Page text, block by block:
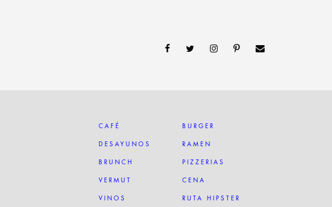
CAFÉ
DESAYUNOS
BRUNCH
VERMUT
VINOS
BURGER
RAMEN
PIZZERIAS
CENA
RUTA HIPSTER